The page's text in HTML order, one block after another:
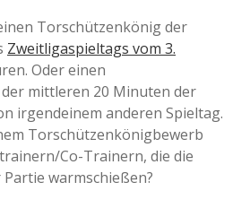
Torschützenkönig der
Zweitligaspieltags vom 3.
Oder einen
mittleren 20 Minuten der
irgendeinem anderen Spieltag.
Torschützenkönigbewerb
Co-Trainern, die die
warmschießen?